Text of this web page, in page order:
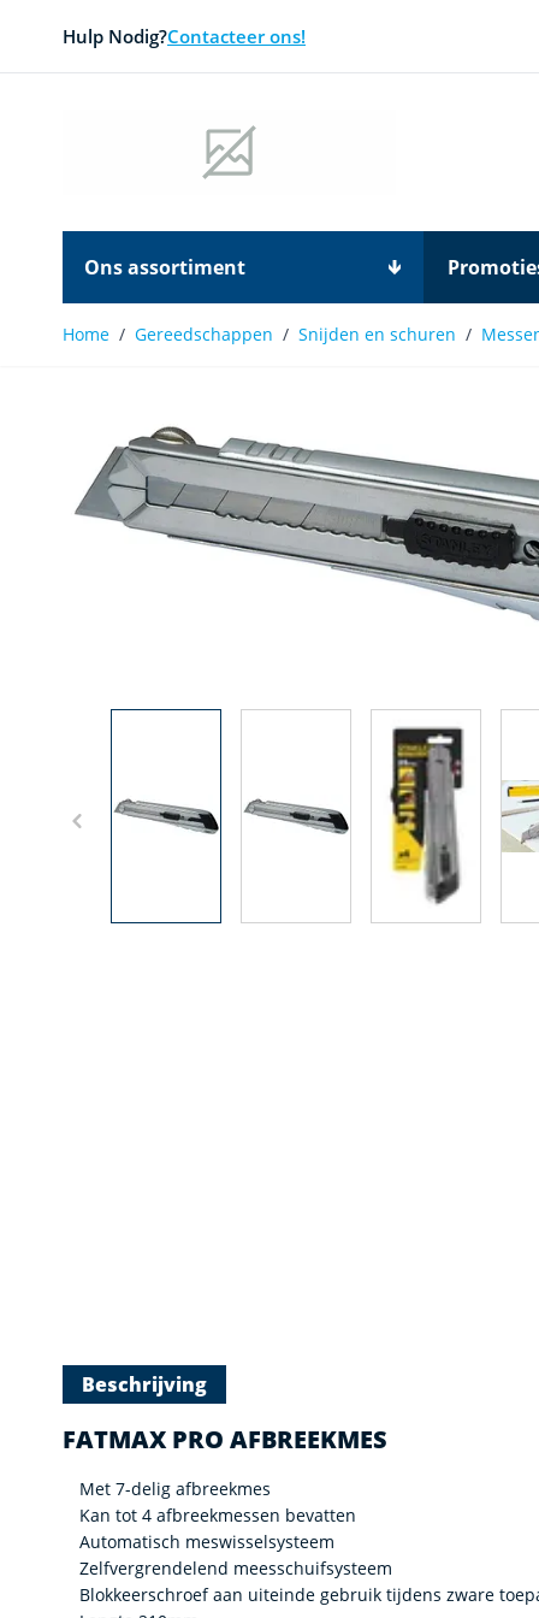
Hulp Nodig?Contacteer ons!
Ons assortiment
Home / Gereedschappen / Snijden en schuren /
View larger imageView larger image
View larger
Beschrijving
FATMAX PRO AFBREEKMES
Met 7-delig afbreekmes
Kan tot 4 afbreekmessen bevatten
Automatisch meswisselsysteem
Zelfvergrendelend meesschuifsysteem
Blokkeerschroef aan uiteinde gebruik tijdens zware